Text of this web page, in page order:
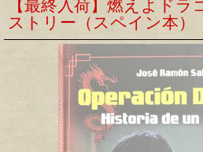
【最終入荷】燃えよド
ストリー（スペイン本）